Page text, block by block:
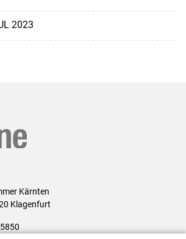
2023
Kärnten
Klagenfurt